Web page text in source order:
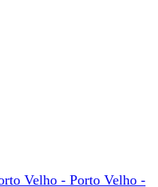
Velho - Porto Velho -